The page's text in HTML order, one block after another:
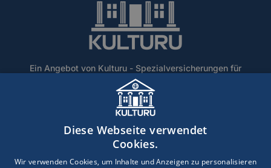
Ein Angebot von Kulturu - Spezialversicherungen für
Denkmalschutz und historische Gebäude.
Über UnsBlogLexikon
ErstinformationHaftungsausschlussImpressum
Datenschutz
Diese Webseite verwendet
Cookies.
Wir verwenden Cookies, um Inhalte und Anzeigen zu personalisieren